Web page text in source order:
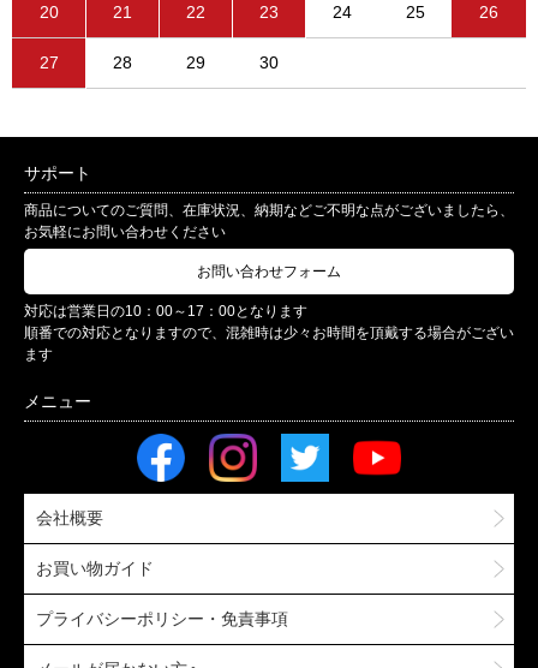
20 21 22 23 24 25 26
27 28 29 30
サポート
商品についてのご質問、在庫状況、納期などご不明な点がございましたら、
お気軽にお問い合わせください
お問い合わせフォーム
対応は営業日の10：00～17：00となります
順番での対応となりますので、混雑時は少々お時間を頂戴する場合がござい
ます
会社概要
お買い物ガイド
プライバシーポリシー・免責事項